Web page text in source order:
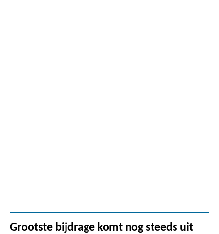
Grootste bijdrage komt nog steeds uit